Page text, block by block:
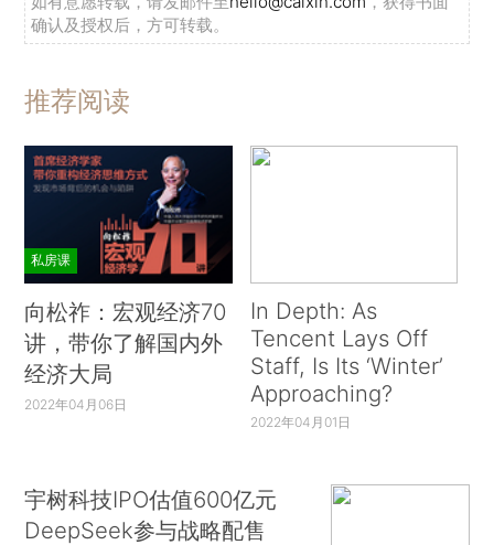
确认及授权后，方可转载。
推荐阅读
私房课
向松祚：宏观经济70
讲，带你了解国内外
经济大局
2022年04月06日
In Depth: As
Tencent Lays Off
Staff, Is Its ‘Winter’
Approaching?
2022年04月01日
宇树科技IPO估值600亿元
DeepSeek参与战略配售